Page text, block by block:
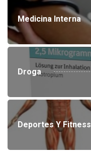
Medicina Interna
Droga
Deportes Y Fitness